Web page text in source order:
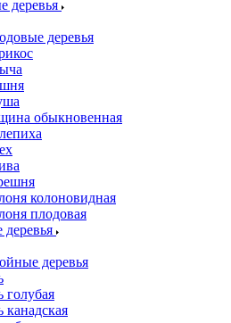
деревья
деревья
обыкновенная
колоновидная
плодовая
деревья
голубая
канадская